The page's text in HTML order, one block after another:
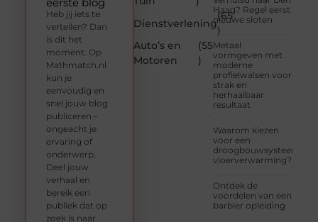
Dienstverlening
(65
)
Auto’s en
Motoren
(55
)
Haag? Regel eerst
nieuwe sloten
Metaal
vormgeven met
moderne
profielwalsen voor
strak en
herhaalbaar
resultaat
Waarom kiezen
voor een
droogbouwsysteem
vloerverwarming?
Ontdek de
voordelen van een
barbier opleiding
Heb jij iets te
vertellen? Dan
is dit het
moment. Op
Mathmatch.nl
kun je
eenvoudig en
snel jouw blog
publiceren –
ongeacht je
ervaring of
onderwerp.
Deel jouw
verhaal en
bereik een
publiek dat op
zoek is naar